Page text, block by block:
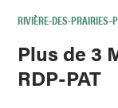
RIVIÈRE-DES-
Plus de 3
RDP-PAT